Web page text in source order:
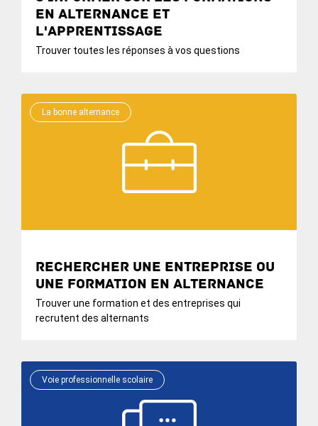
en alternance et
l'apprentissage
Trouver toutes les réponses à vos questions
La bonne alternance
Rechercher une entreprise ou
une formation en alternance
Trouver une formation et des entreprises qui
recrutent des alternants
Voie professionnelle scolaire